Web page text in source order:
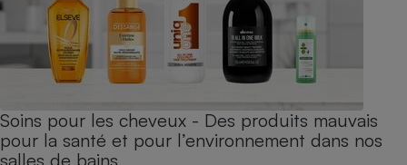
Soins pour les cheveux - Des produits mauvais
pour la santé et pour l’environnement dans nos
salles de bains